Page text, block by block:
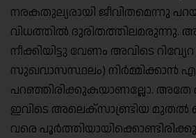
നരകതുല്യരായി ജീവിതമെന്നു
വിധത്തിൽ ദുരിതത്തിലമരുന്നു.
നീക്കിയിട്ടു വേണം അവിടെ
സുഖവാസസ്ഥലം) നിർമ്മിക്കാൻ
പറഞ്ഞിരിക്കുകയാണല്ലോ. അതേ
ഇവിടെ അലെക്‌സാണ്ട്രിയ മുതൽ
വരെ